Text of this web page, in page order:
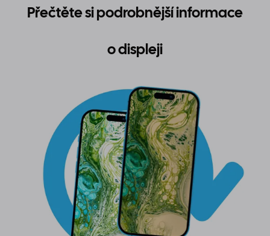
Přečtěte si podrobnější informace
o displeji